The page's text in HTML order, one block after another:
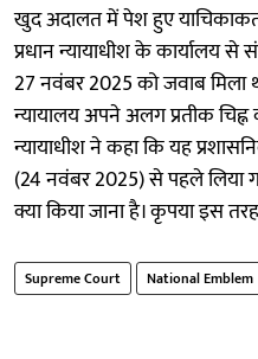
खुद अदालत में पेश हुए
प्रधान न्यायाधीश के कार्यालय से
27 नवंबर 2025 को जवाब मिला
न्यायालय अपने अलग प्रतीक
न्यायाधीश ने कहा कि यह
(24 नवंबर 2025) से पहले लिया
क्या किया जाना है। कृपया इस
Supreme Court National Emblem